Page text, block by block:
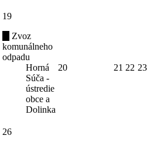
19
Zvoz
komunálneho
odpadu
Horná
Súča -
ústredie
obce a
Dolinka
20 21 22 23
26